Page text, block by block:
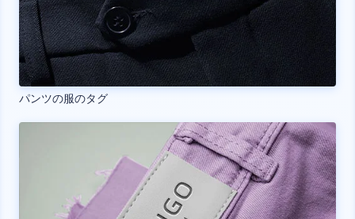
パンツの服のタグ